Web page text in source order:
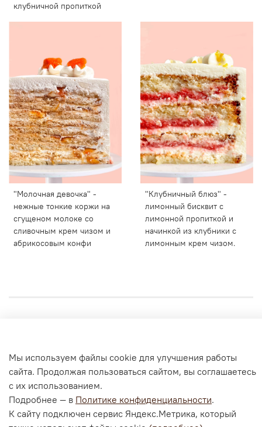
клубничной пропиткой
"Молочная девочка" -
нежные тонкие коржи на
сгущеном молоке со
сливочным крем чизом и
абрикосовым конфи
"Клубничный блюз" -
лимонный бисквит с
лимонной пропиткой и
начинкой из клубники с
лимонным крем чизом.
Согласие на обработку персональных данных
Политика конфиденциальности и оферта
Согласие на ОПД с помощью «Яндекс.Метрика»
Мы используем файлы cookie для улучшения работы
сайта. Продолжая пользоваться сайтом, вы соглашаетесь
с их использованием.
Подробнее — в Политике конфиденциальности.
К сайту подключен сервис Яндекс.Метрика, который